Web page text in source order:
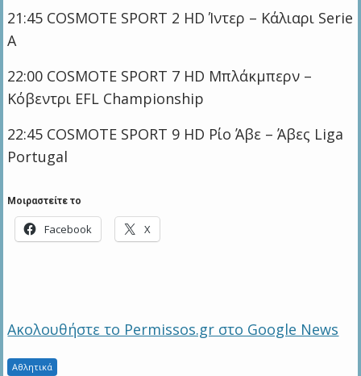
21:45 COSMOTE SPORT 2 HD Ίντερ – Κάλιαρι Serie
A
22:00 COSMOTE SPORT 7 HD Μπλάκμπερν –
Κόβεντρι EFL Championship
22:45 COSMOTE SPORT 9 HD Ρίο Άβε – Άβες Liga
Portugal
Μοιραστείτε το
Facebook X
Ακολουθήστε το Permissos.gr στο Google News
Αθλητικά